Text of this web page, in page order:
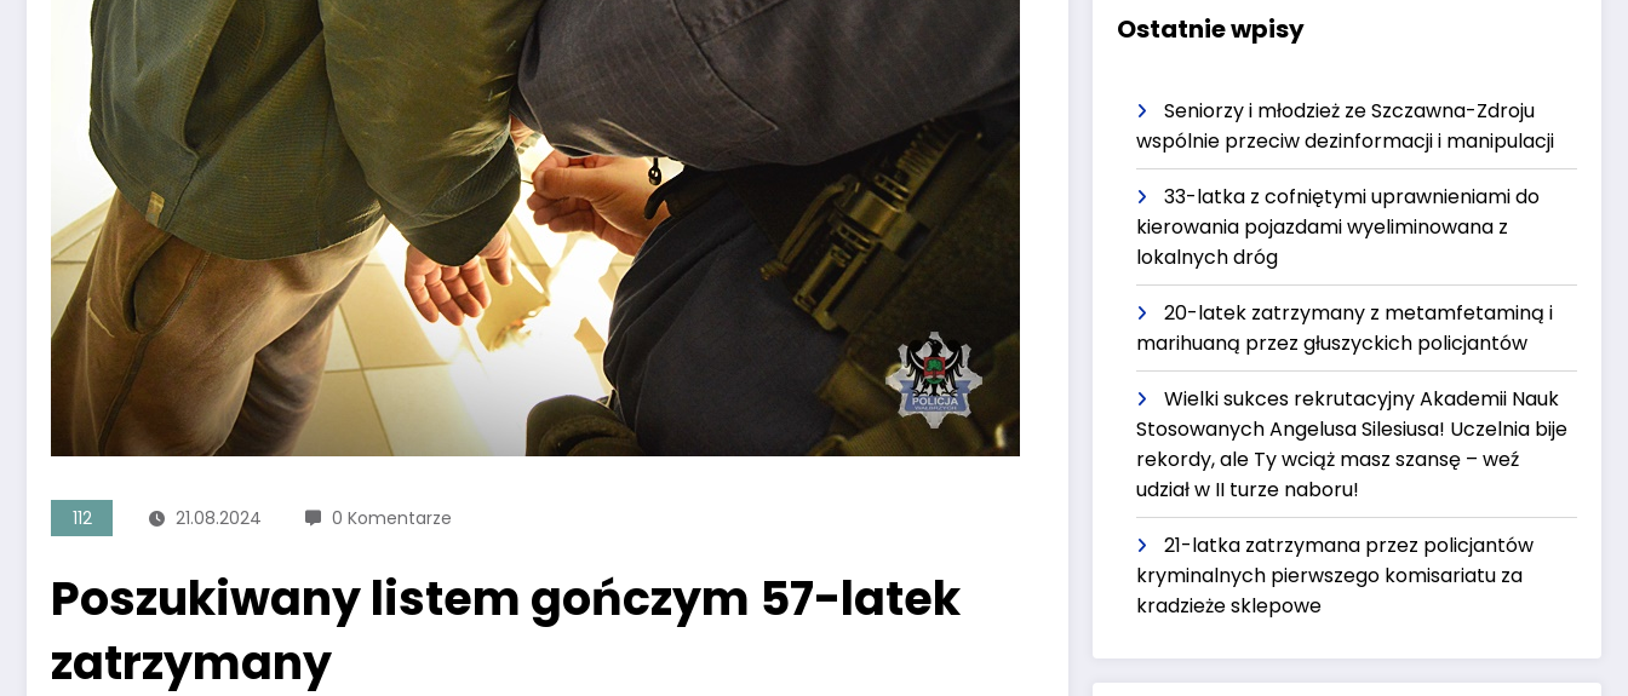
112 21.08.2024 0 Komentarze
Poszukiwany listem gończym 57-latek
zatrzymany
Ostatnie wpisy
Seniorzy i młodzież ze Szczawna-Zdroju
wspólnie przeciw dezinformacji i manipulacji
33-latka z cofniętymi uprawnieniami do
kierowania pojazdami wyeliminowana z
lokalnych dróg
20-latek zatrzymany z metamfetaminą i
marihuaną przez głuszyckich policjantów
Wielki sukces rekrutacyjny Akademii Nauk
Stosowanych Angelusa Silesiusa! Uczelnia bije
rekordy, ale Ty wciąż masz szansę – weź
udział w II turze naboru!
21-latka zatrzymana przez policjantów
kryminalnych pierwszego komisariatu za
kradzieże sklepowe